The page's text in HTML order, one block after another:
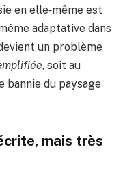
en elle‑même est
adaptative dans
un problème
, soit au
bannie du paysage
mais très